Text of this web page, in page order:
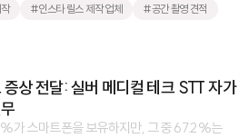
#인스타 릴스 제작 업체 #공간 촬영 견적
상 전달: 실버 메디컬 테크 STT 자가
가 스마트폰을 보유하지만, 그 중 67.2%는